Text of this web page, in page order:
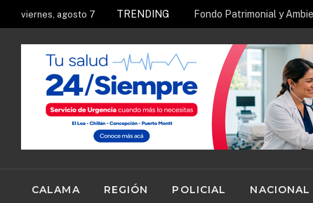
viernes, agosto 7 TRENDING
CALAMA REGIÓN POLICIAL NACIONAL